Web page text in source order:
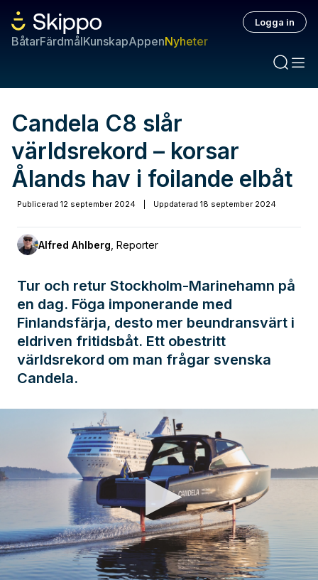
BåtarFärdmålKunskapAppenNyheter
Logga in
Candela C8 slår
världsrekord – korsar
Ålands hav i foilande elbåt
Publicerad 12 september 2024 Uppdaterad 18 september 2024
Alfred Ahlberg Reporter
Tur och retur Stockholm-Marinehamn på
en dag. Föga imponerande med
Finlandsfärja, desto mer beundransvärt i
eldriven fritidsbåt. Ett obestritt
världsrekord om man frågar svenska
Candela.